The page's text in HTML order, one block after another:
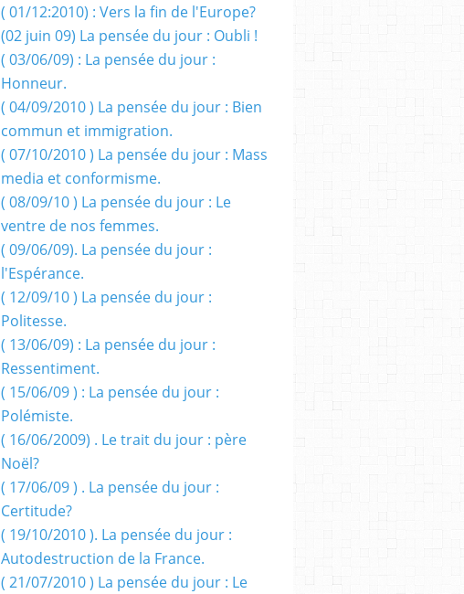
( 01/12:2010) : Vers la fin de l'Europe?
(02 juin 09) La pensée du jour : Oubli !
( 03/06/09) : La pensée du jour :
Honneur.
( 04/09/2010 ) La pensée du jour : Bien
commun et immigration.
( 07/10/2010 ) La pensée du jour : Mass
media et conformisme.
( 08/09/10 ) La pensée du jour : Le
ventre de nos femmes.
( 09/06/09). La pensée du jour :
l'Espérance.
( 12/09/10 ) La pensée du jour :
Politesse.
( 13/06/09) : La pensée du jour :
Ressentiment.
( 15/06/09 ) : La pensée du jour :
Polémiste.
( 16/06/2009) . Le trait du jour : père
Noël?
( 17/06/09 ) . La pensée du jour :
Certitude?
( 19/10/2010 ). La pensée du jour :
Autodestruction de la France.
( 21/07/2010 ) La pensée du jour : Le